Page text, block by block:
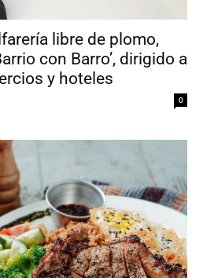
libre de plomo,
con Barro’, dirigido a
y hoteles
0